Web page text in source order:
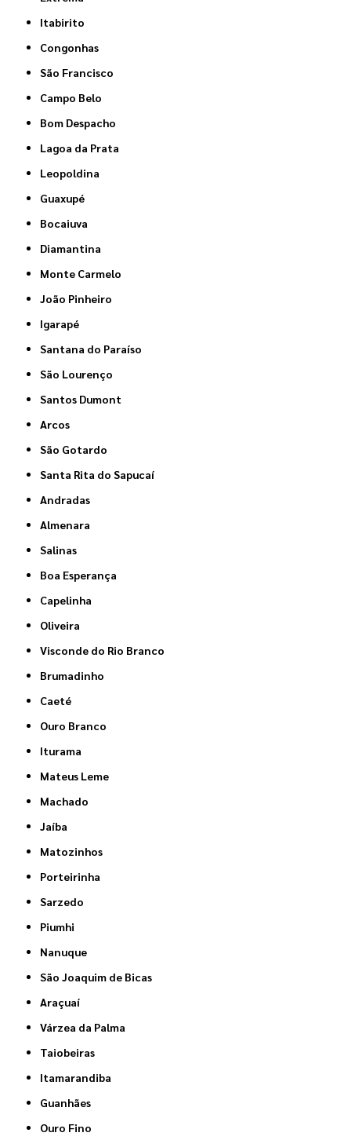
Itabirito
Congonhas
São Francisco
Campo Belo
Bom Despacho
Lagoa da Prata
Leopoldina
Guaxupé
Bocaiuva
Diamantina
Monte Carmelo
João Pinheiro
Igarapé
Santana do Paraíso
São Lourenço
Santos Dumont
Arcos
São Gotardo
Santa Rita do Sapucaí
Andradas
Almenara
Salinas
Boa Esperança
Capelinha
Oliveira
Visconde do Rio Branco
Brumadinho
Caeté
Ouro Branco
Iturama
Mateus Leme
Machado
Jaíba
Matozinhos
Porteirinha
Sarzedo
Piumhi
Nanuque
São Joaquim de Bicas
Araçuaí
Várzea da Palma
Taiobeiras
Itamarandiba
Guanhães
Ouro Fino